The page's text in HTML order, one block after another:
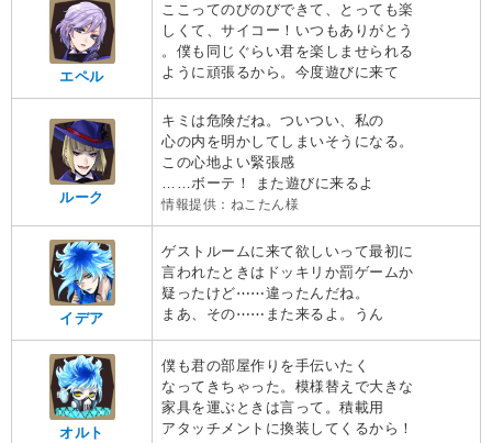
エペル
ここってのびのびできて、とっても楽
しくて、サイコー！いつもありがとう
。僕も同じぐらい君を楽しませられる
ように頑張るから。今度遊びに来て
ルーク
キミは危険だね。ついつい、私の
心の内を明かしてしまいそうになる。
この心地よい緊張感
……ボーテ！ また遊びに来るよ
情報提供：ねこたん様
イデア
ゲストルームに来て欲しいって最初に
言われたときはドッキリか罰ゲームか
疑ったけど⋯⋯違ったんだね。
まあ、その⋯⋯また来るよ。うん
オルト
僕も君の部屋作りを手伝いたく
なってきちゃった。模様替えで大きな
家具を運ぶときは言って。積載用
アタッチメントに換装してくるから！